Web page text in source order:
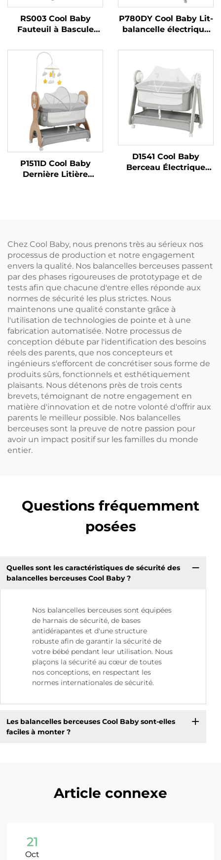
RS003 Cool Baby
Fauteuil à Bascule
pour Bébé Garçons et
Filles avec Bluetooth
Activé
P780DY Cool Baby Lit-
balancelle électrique
bébé avec 5 vitesses
détection des pleurs
P1511D Cool Baby
Dernière Litière
D1541 Cool Baby
Berceau Électrique
Chez Cool Baby, nous prenons très au sérieux nos
processus de production et notre engagement
envers la qualité. Nos balancelles berceuses passent
par des phases rigoureuses de prototypage et de
tests afin que chacune d'entre elles réponde aux
normes de sécurité les plus strictes. Nous
maintenons une qualité constante grâce à
l'utilisation de technologies de pointe et à une
fabrication automatisée. Notre processus de
conception débute par l'identification des besoins
réels des parents, que nos concepteurs et
ingénieurs s'efforcent de concrétiser sous forme de
produits sûrs, fonctionnels et esthétiquement
plaisants. Nous détenons près de trois cents
brevets, témoignant de notre engagement en
matière d'innovation et de notre volonté d'offrir aux
parents le meilleur possible. Nos balancelles
berceuses sont la preuve de notre passion pour
avoir un impact positif sur les familles du monde
entier.
Questions fréquemment
posées
Quelles sont les caractéristiques de sécurité des
balancelles berceuses Cool Baby ?
Nos balancelles berceuses sont équipées
de harnais de sécurité, de bases
antidérapantes et d'une structure
robuste afin de garantir la sécurité de
votre bébé pendant leur utilisation. Nous
plaçons la sécurité au cœur de toutes
nos conceptions, en respectant les
normes internationales de sécurité.
Les balancelles berceuses Cool Baby sont-elles
faciles à monter ?
Article connexe
21
Oct